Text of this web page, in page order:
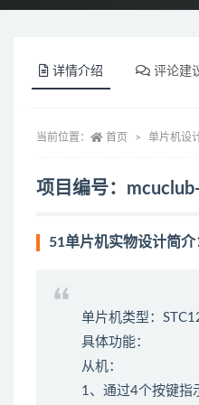
详情介绍 评论建
当前位置： 首页 单片机设
项目编号：
51单片机实物设计简介
单片机类型：
具体功能：
从机：
1、通过4个按键指